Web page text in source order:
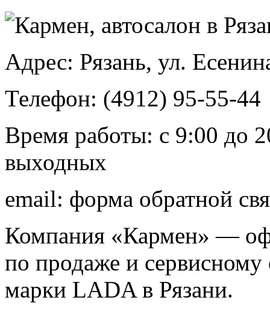
Адрес: Рязань, ул.
Телефон: (4912) 95-55-44
Время работы: с 9:00 до
выходных
email: форма обратной
Компания «Кармен» —
по продаже и
марки LADA в Рязани.